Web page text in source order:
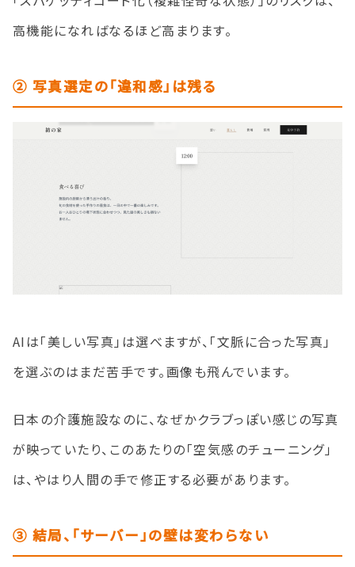
高機能になればなるほど高まります。
② 写真選定の「違和感」は残る
AIは「美しい写真」は選べますが、「文脈に合った写真」
を選ぶのはまだ苦手です。画像も飛んでいます。
日本の介護施設なのに、なぜかクラブっぽい感じの写真
が映っていたり、このあたりの「空気感のチューニング」
は、やはり人間の手で修正する必要があります。
③ 結局、「サーバー」の壁は変わらない